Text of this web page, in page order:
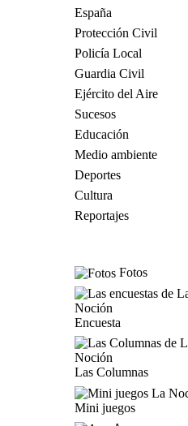
España
Protección Civil
Policía Local
Guardia Civil
Ejército del Aire
Sucesos
Educación
Medio ambiente
Deportes
Cultura
Reportajes
Fotos
Encuesta
Las Columnas
Mini juegos